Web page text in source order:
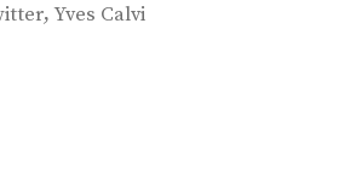
,Yves Calvi